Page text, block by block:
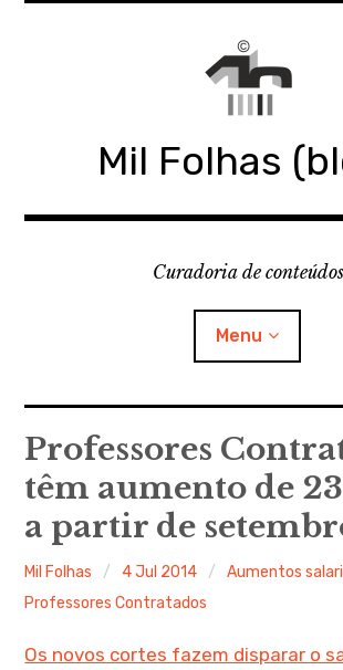
Mil Folhas
Curadoria de conteúdos
Menu
MIL FOLHAS
BLOG
Professores
têm aumento de
a partir de
Mil Folhas 4 Jul 2014 Aumentos
Professores Contratados
Os novos cortes fazem disparar o